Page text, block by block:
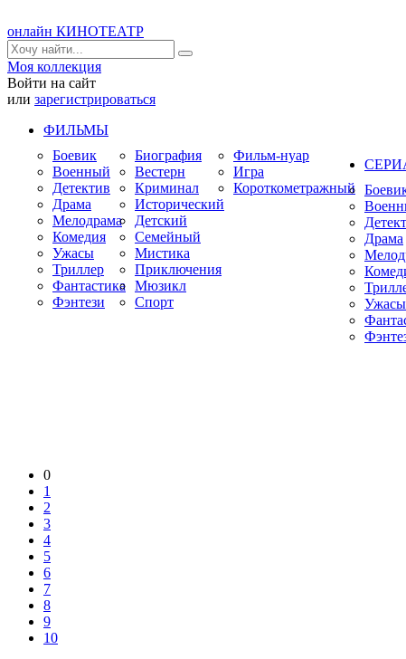
онлайн КИНОТЕАТР
Моя коллекция
Войти на сайт
или зарегистрироваться
ФИЛЬМЫ
Боевик
Военный
Детектив
Драма
Мелодрама
Комедия
Ужасы
Триллер
Фантастика
Фэнтези
Биография
Вестерн
Криминал
Исторический
Детский
Семейный
Мистика
Приключения
Мюзикл
Спорт
Фильм-нуар
Игра
Короткометражный
Драма
Ужасы
0
1
2
3
4
5
6
7
8
9
10